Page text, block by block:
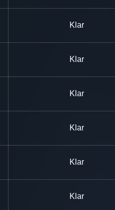
Klar
Klar
Klar
Klar
Klar
Klar